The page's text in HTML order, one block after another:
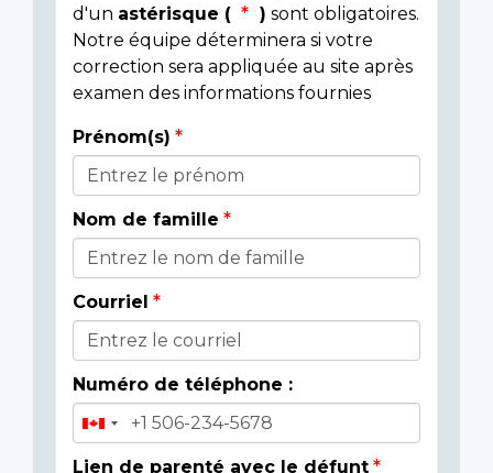
d'un astérisque ( ) sont obligatoires.
Notre équipe déterminera si votre
correction sera appliquée au site après
examen des informations fournies
Donor
Details
Prénom(s)
Nom de famille
Courriel
Numéro de téléphone :
Lien de parenté avec le défunt